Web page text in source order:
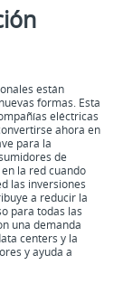
están
formas. Esta
eléctricas
ahora en
para la
de
la red cuando
las inversiones
a reducir la
para todas las
una demanda
centers y la
y ayuda a